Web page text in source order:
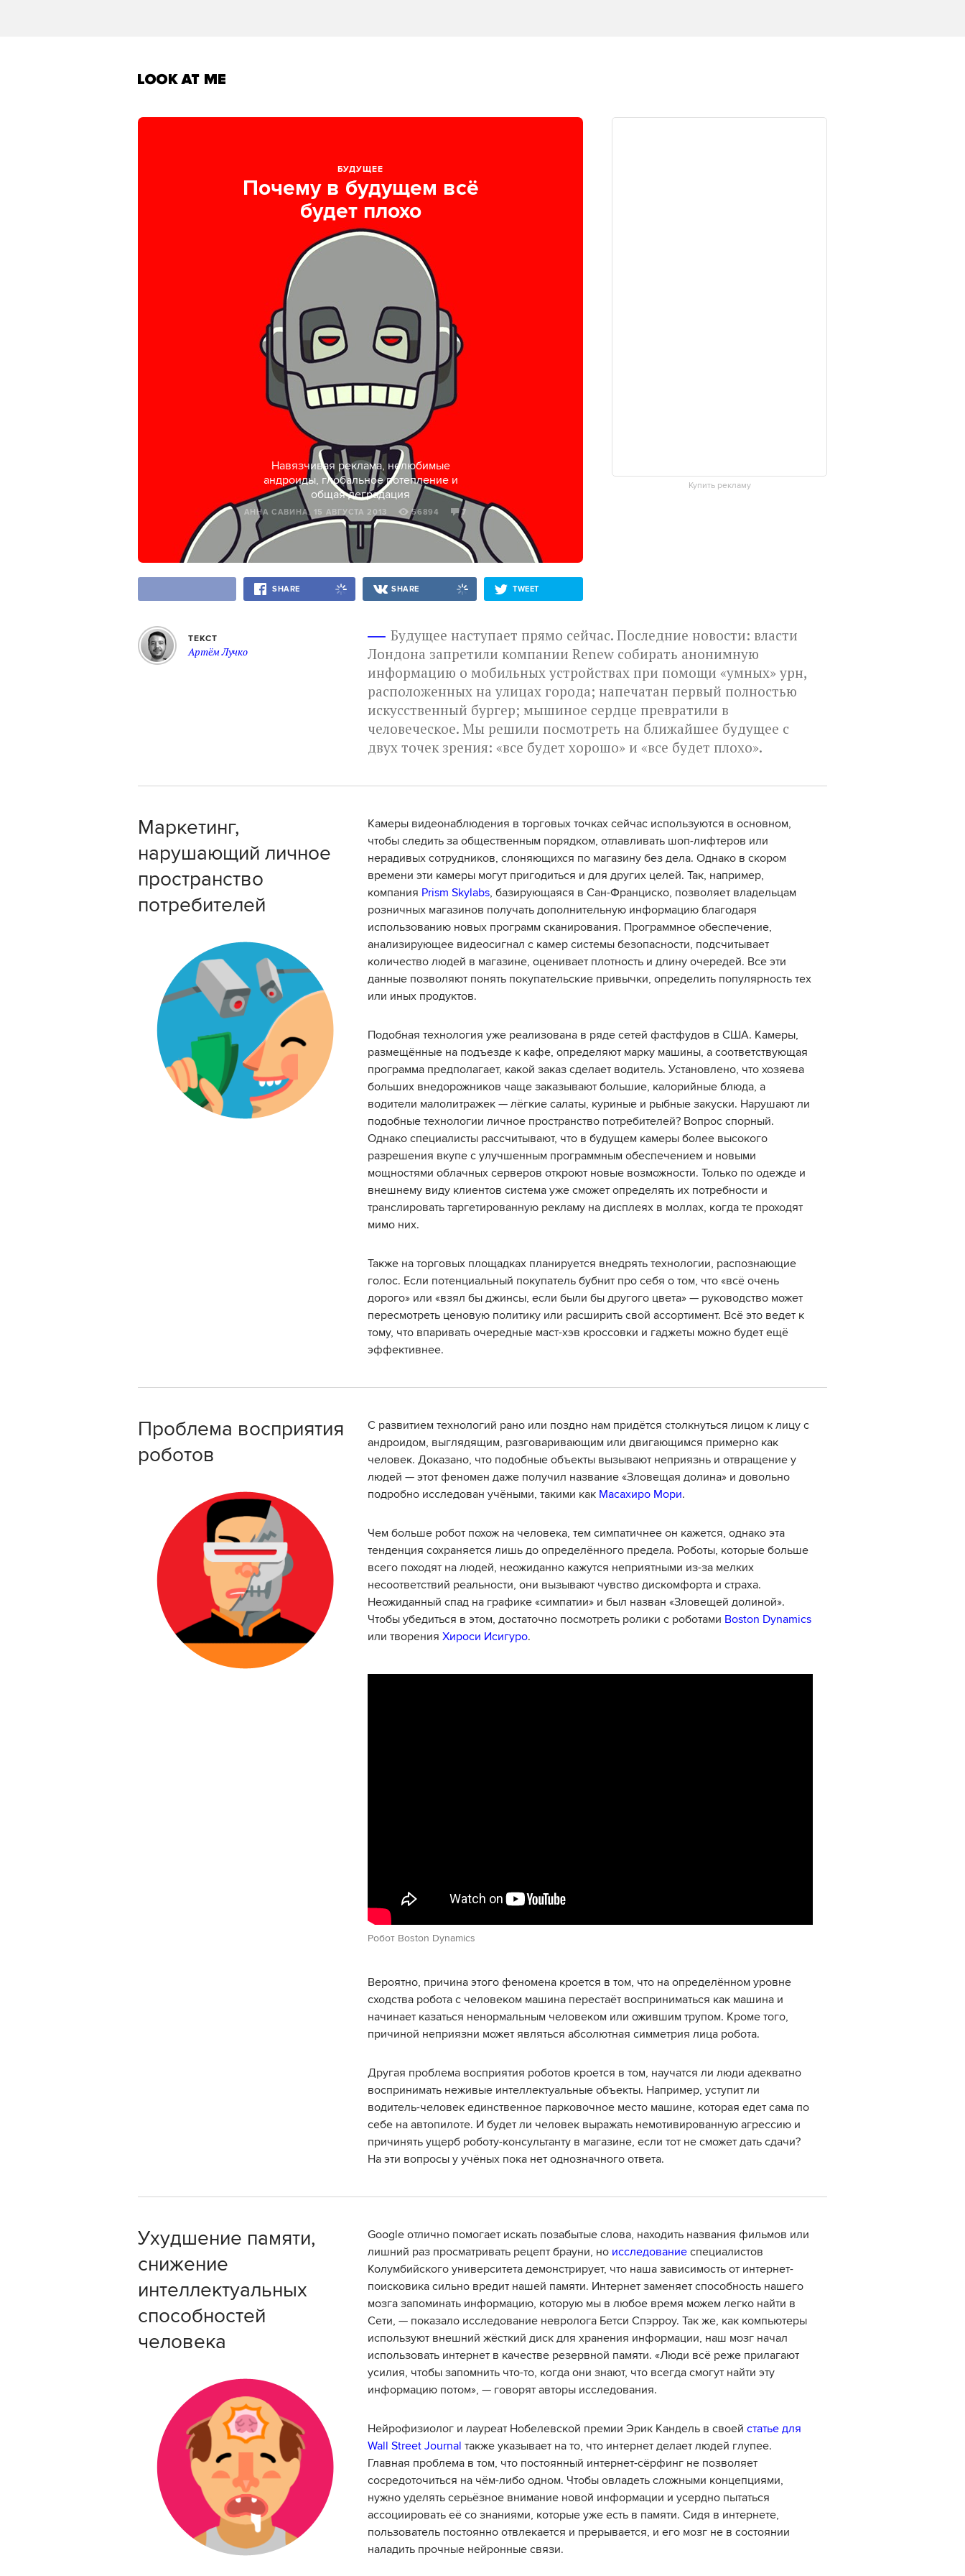
БУДУЩЕЕ
Почему в будущем всё
будет плохо
Навязчивая реклама, нелюбимые
андроиды, глобальное потепление и
общая деградация
АННА САВИНА, 15 АВГУСТА 2013 56894 7
SHARE SHARE TWEET
Купить рекламу
ТЕКСТ
Артём Лучко
Будущее наступает прямо сейчас. Последние новости: власти
Лондона запретили компании Renew собирать анонимную
информацию о мобильных устройствах при помощи «умных» урн,
расположенных на улицах города; напечатан первый полностью
искусственный бургер; мышиное сердце превратили в
человеческое. Мы решили посмотреть на ближайшее будущее с
двух точек зрения: «все будет хорошо» и «все будет плохо».
Маркетинг,
нарушающий личное
пространство
потребителей
Камеры видеонаблюдения в торговых точках сейчас используются в основном,
чтобы следить за общественным порядком, отлавливать шоп-лифтеров или
нерадивых сотрудников, слоняющихся по магазину без дела. Однако в скором
времени эти камеры могут пригодиться и для других целей. Так, например,
компания Prism Skylabs, базирующаяся в Сан-Франциско, позволяет владельцам
розничных магазинов получать дополнительную информацию благодаря
использованию новых программ сканирования. Программное обеспечение,
анализирующее видеосигнал с камер системы безопасности, подсчитывает
количество людей в магазине, оценивает плотность и длину очередей. Все эти
данные позволяют понять покупательские привычки, определить популярность тех
или иных продуктов.
Подобная технология уже реализована в ряде сетей фастфудов в США. Камеры,
размещённые на подъезде к кафе, определяют марку машины, а соответствующая
программа предполагает, какой заказ сделает водитель. Установлено, что хозяева
больших внедорожников чаще заказывают большие, калорийные блюда, а
водители малолитражек — лёгкие салаты, куриные и рыбные закуски. Нарушают ли
подобные технологии личное пространство потребителей? Вопрос спорный.
Однако специалисты рассчитывают, что в будущем камеры более высокого
разрешения вкупе с улучшенным программным обеспечением и новыми
мощностями облачных серверов откроют новые возможности. Только по одежде и
внешнему виду клиентов система уже сможет определять их потребности и
транслировать таргетированную рекламу на дисплеях в моллах, когда те проходят
мимо них.
Также на торговых площадках планируется внедрять технологии, распознающие
голос. Если потенциальный покупатель бубнит про себя о том, что «всё очень
дорого» или «взял бы джинсы, если были бы другого цвета» — руководство может
пересмотреть ценовую политику или расширить свой ассортимент. Всё это ведет к
тому, что впаривать очередные маст-хэв кроссовки и гаджеты можно будет ещё
эффективнее.
Проблема восприятия
роботов
С развитием технологий рано или поздно нам придётся столкнуться лицом к лицу с
андроидом, выглядящим, разговаривающим или двигающимся примерно как
человек. Доказано, что подобные объекты вызывают неприязнь и отвращение у
людей — этот феномен даже получил название «Зловещая долина» и довольно
подробно исследован учёными, такими как Масахиро Мори.
Чем больше робот похож на человека, тем симпатичнее он кажется, однако эта
тенденция сохраняется лишь до определённого предела. Роботы, которые больше
всего походят на людей, неожиданно кажутся неприятными из-за мелких
несоответствий реальности, они вызывают чувство дискомфорта и страха.
Неожиданный спад на графике «симпатии» и был назван «Зловещей долиной».
Чтобы убедиться в этом, достаточно посмотреть ролики с роботами Boston Dynamics
или творения Хироси Исигуро.
Робот Boston Dynamics
Вероятно, причина этого феномена кроется в том, что на определённом уровне
сходства робота с человеком машина перестаёт восприниматься как машина и
начинает казаться ненормальным человеком или ожившим трупом. Кроме того,
причиной неприязни может являться абсолютная симметрия лица робота.
Другая проблема восприятия роботов кроется в том, научатся ли люди адекватно
воспринимать неживые интеллектуальные объекты. Например, уступит ли
водитель-человек единственное парковочное место машине, которая едет сама по
себе на автопилоте. И будет ли человек выражать немотивированную агрессию и
причинять ущерб роботу-консультанту в магазине, если тот не сможет дать сдачи?
На эти вопросы у учёных пока нет однозначного ответа.
Ухудшение памяти,
снижение
интеллектуальных
способностей
человека
Google отлично помогает искать позабытые слова, находить названия фильмов или
лишний раз просматривать рецепт брауни, но исследование специалистов
Колумбийского университета демонстрирует, что наша зависимость от интернет-
поисковика сильно вредит нашей памяти. Интернет заменяет способность нашего
мозга запоминать информацию, которую мы в любое время можем легко найти в
Сети, — показало исследование невролога Бетси Спэрроу. Так же, как компьютеры
используют внешний жёсткий диск для хранения информации, наш мозг начал
использовать интернет в качестве резервной памяти. «Люди всё реже прилагают
усилия, чтобы запомнить что-то, когда они знают, что всегда смогут найти эту
информацию потом», — говорят авторы исследования.
Нейрофизиолог и лауреат Нобелевской премии Эрик Кандель в своей статье для
Wall Street Journal также указывает на то, что интернет делает людей глупее.
Главная проблема в том, что постоянный интернет-сёрфинг не позволяет
сосредоточиться на чём-либо одном. Чтобы овладеть сложными концепциями,
нужно уделять серьёзное внимание новой информации и усердно пытаться
ассоциировать её со знаниями, которые уже есть в памяти. Сидя в интернете,
пользователь постоянно отвлекается и прерывается, и его мозг не в состоянии
наладить прочные нейронные связи.